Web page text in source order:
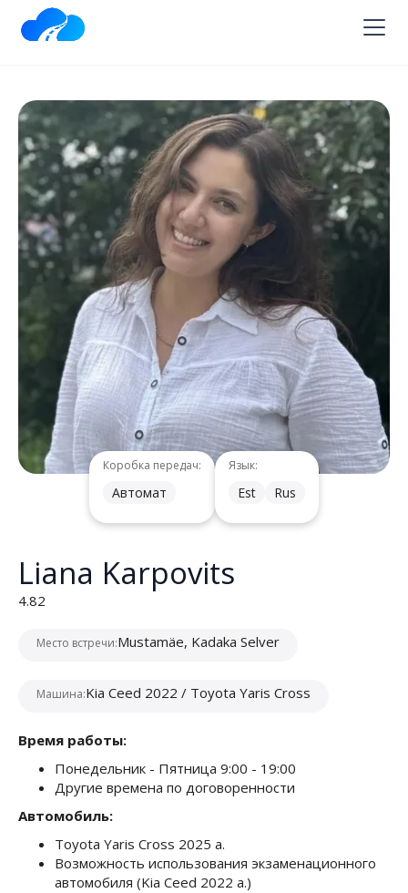
Коробка передач:
Автомат
Язык:
Est Rus
Liana Karpovits
4.82
Место встречи:Mustamäe, Kadaka Selver
Машина:Kia Ceed 2022 / Toyota Yaris Cross
Время работы:
Понедельник - Пятница 9:00 - 19:00
Другие времена по договоренности
Автомобиль:
Toyota Yaris Cross 2025 a.
Возможность использования экзаменационного
автомобиля (Kia Ceed 2022 a.)